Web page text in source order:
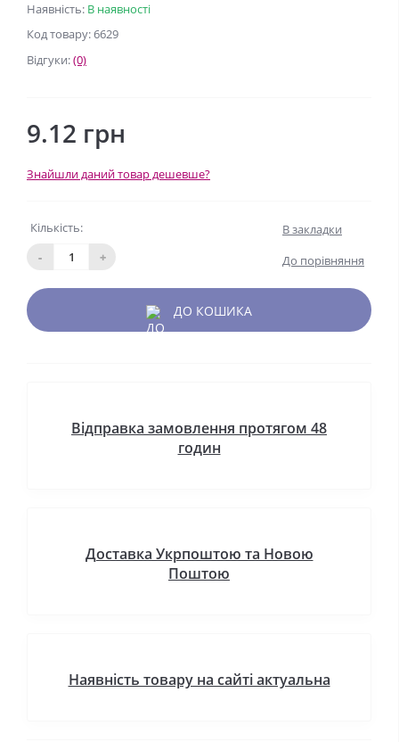
Наявність: В наявності
Код товару: 6629
Відгуки:(0)
9.12 грн
Знайшли даний товар дешевше?
Кількість:
-
+
В закладки
До порівняння
ДО КОШИКА
Відправка замовлення протягом 48
годин
Доставка Укрпоштою та Новою
Поштою
Наявність товару на сайті актуальна